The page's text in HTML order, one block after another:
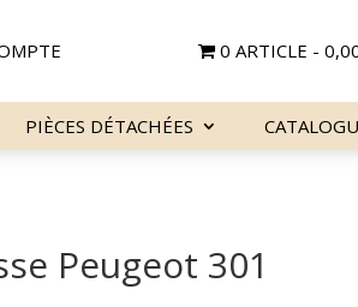
0 ARTICLE
PIÈCES DÉTACHÉES
Peugeot 301